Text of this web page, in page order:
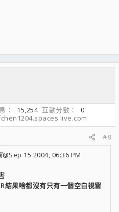
15,254 互動分數
0
#8
@Sep 15 2004, 06:36 PM
結果啥都沒有只有一個空白視窗